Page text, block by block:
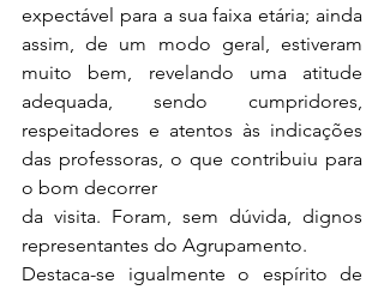
expectável para a sua faixa etária; ainda
assim, de um modo geral, estiveram
muito bem, revelando uma atitude
adequada, sendo cumpridores,
respeitadores e atentos às indicações
das professoras, o que contribuiu para
o bom decorrer
da visita. Foram, sem dúvida, dignos
representantes do Agrupamento.
Destaca-se igualmente o espírito de